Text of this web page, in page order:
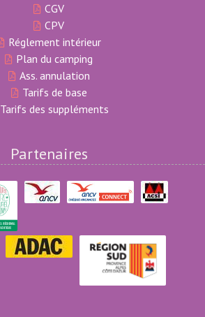
CGV
CPV
Réglement intérieur
Plan du camping
Ass. annulation
Tarifs de base
Tarifs des suppléments
Partenaires